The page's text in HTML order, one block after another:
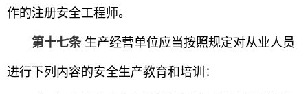
作的注册安全工程师。
第十七条 生产经营单位应当按照规定对从业人员
进行下列内容的安全生产教育和培训：